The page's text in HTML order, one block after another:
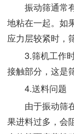
振动筛通常有
地粘在一起。如
应力层较紧时，
3.筛机工作时
接触部分，这是
4.送料问题
由于振动筛在
果进料过多，会